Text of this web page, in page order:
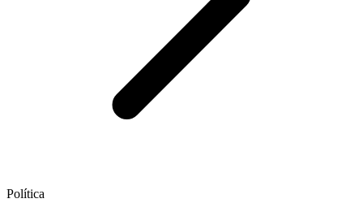
Política